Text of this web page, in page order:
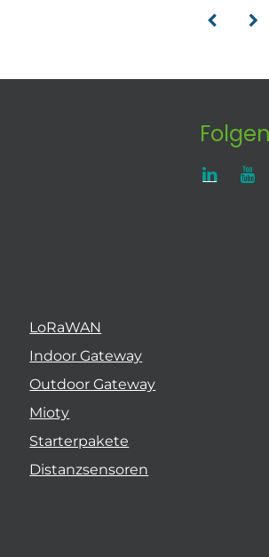
LoRaWAN
Indoor Gateway
Outdoor Gateway
Mioty
Starterpakete
Distanzsensoren